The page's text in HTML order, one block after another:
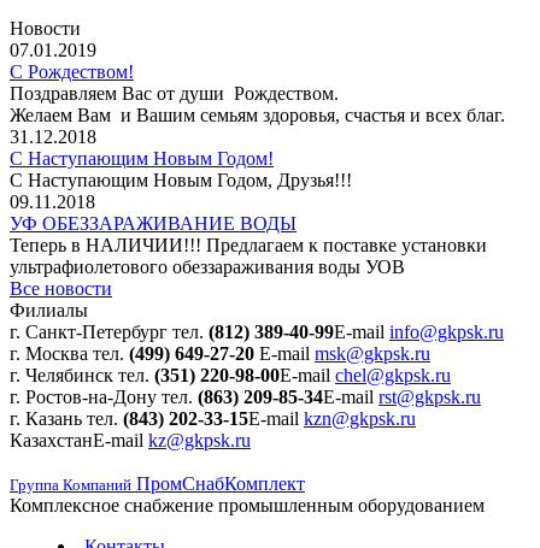
Новости
07.01.2019
С Рождеством!
Поздравляем Вас от души Рождеством.
Желаем Вам и Вашим семьям здоровья, счастья и всех благ.
31.12.2018
С Наступающим Новым Годом!
С Наступающим Новым Годом, Друзья!!!
09.11.2018
УФ ОБЕЗЗАРАЖИВАНИЕ ВОДЫ
Теперь в НАЛИЧИИ!!! Предлагаем к поставке установки
ультрафиолетового обеззараживания воды УОВ
Все новости
Филиалы
г. Санкт-Петербург тел. (812) 389-40-99E-mail info@gkpsk.ru
г. Москва тел. (499) 649-27-20 E-mail msk@gkpsk.ru
г. Челябинск тел. (351) 220-98-00E-mail chel@gkpsk.ru
г. Ростов-на-Дону тел. (863) 209-85-34E-mail rst@gkpsk.ru
г. Казань тел. (843) 202-33-15E-mail kzn@gkpsk.ru
КазахстанE-mail kz@gkpsk.ru
Группа Компаний ПромСнабКомплект
Комплексное снабжение промышленным оборудованием